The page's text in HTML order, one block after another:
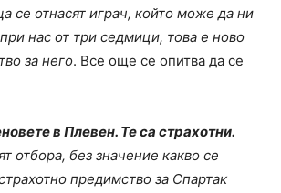
се отнасят играч, който може да ни
нас от три седмици, това е ново
за него. Все още се опитва да се
в Плевен. Те са страхотни.
отбора, без значение какво се
предимство за Спартак